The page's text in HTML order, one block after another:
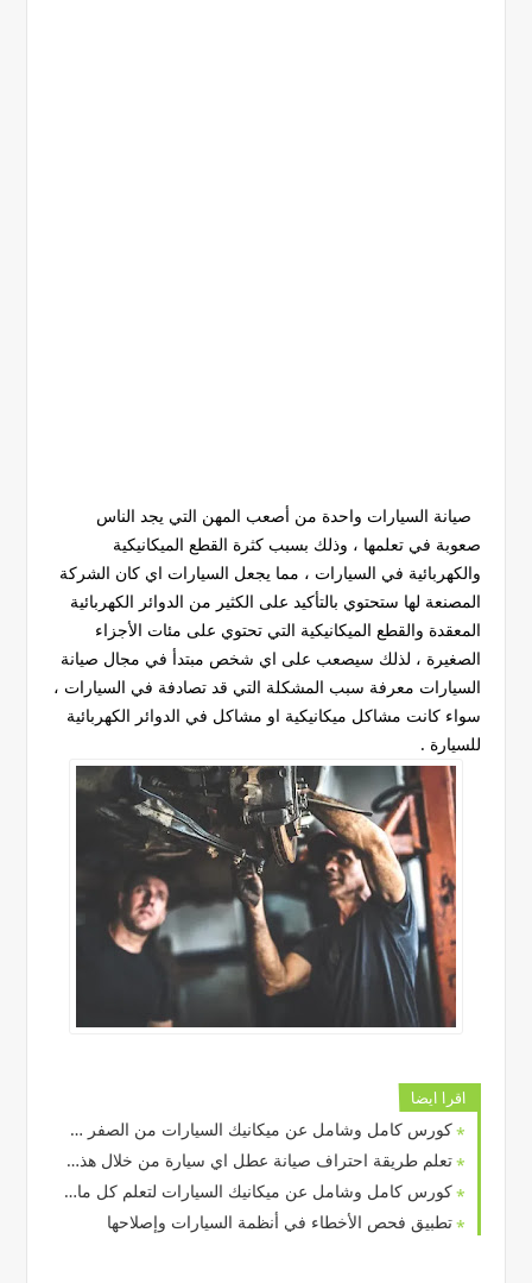
صيانة السيارات واحدة من أصعب المهن التي يجد الناس
صعوبة في تعلمها ، وذلك بسبب كثرة القطع الميكانيكية
والكهربائية في السيارات ، مما يجعل السيارات اي كان الشركة
المصنعة لها ستحتوي بالتأكيد على الكثير من الدوائر الكهربائية
المعقدة والقطع الميكانيكية التي تحتوي على مئات الأجزاء
الصغيرة ، لذلك سيصعب على اي شخص مبتدأ في مجال صيانة
السيارات معرفة سبب المشكلة التي قد تصادفة في السيارات ،
سواء كانت مشاكل ميكانيكية او مشاكل في الدوائر الكهربائية
للسيارة .
اقرا ايضا
كورس كامل وشامل عن ميكانيك السيارات من الصفر وحتى الإحتراف
تعلم طريقة احتراف صيانة عطل اي سيارة من خلال هذا الموقع
كورس كامل وشامل عن ميكانيك السيارات لتعلم كل مايتعلق بمجال ميكانيك السيارات من الصفر حتى الأحتراف
تطبيق فحص الأخطاء في أنظمة السيارات وإصلاحها